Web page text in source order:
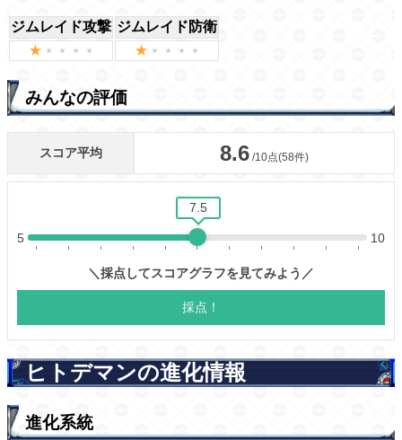
ジムレイド攻撃 ジムレイド防衛
みんなの評価
ヒトデマンの進化情報
進化系統